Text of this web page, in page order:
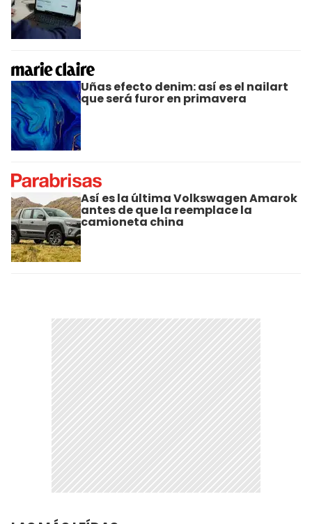
Uñas efecto denim: así es el nailart
que será furor en primavera
Así es la última Volkswagen Amarok
antes de que la reemplace la
camioneta china